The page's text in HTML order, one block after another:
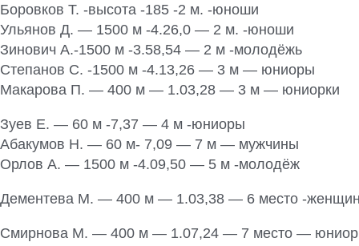
Боровков Т. -высота -185 -2 м. -юноши
Ульянов Д. — 1500 м -4.26,0 — 2 м. -юноши
Зинович А.-1500 м -3.58,54 — 2 м -молодёжь
Степанов С. -1500 м -4.13,26 — 3 м — юниоры
Макарова П. — 400 м — 1.03,28 — 3 м — юниорки
Зуев Е. — 60 м -7,37 — 4 м -юниоры
Абакумов Н. — 60 м- 7,09 — 7 м — мужчины
Орлов А. — 1500 м -4.09,50 — 5 м -молодёж
Дементева М. — 400 м — 1.03,38 — 6 место -
Смирнова М. — 400 м — 1.07,24 — 7 место —